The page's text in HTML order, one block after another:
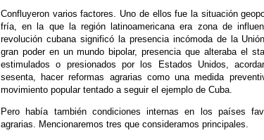
Confluyeron varios factores. Uno de ellos fue la situación
fría, en la que la región latinoamericana era zona de
revolución cubana significó la presencia incómoda de la
gran poder en un mundo bipolar, presencia que alteraba el
estimulados o presionados por los Estados Unidos,
sesenta, hacer reformas agrarias como una medida
movimiento popular tentado a seguir el ejemplo de Cuba.
Pero había también condiciones internas en los países
agrarias. Mencionaremos tres que consideramos principales.